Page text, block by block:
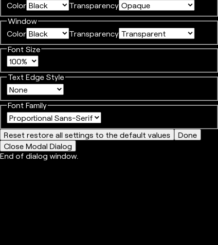
Color
Transparency
Window
Color
Transparency
Font Size
Text Edge Style
Font Family
Reset restore all settings to the default values
Done
Close Modal Dialog
End of dialog window.